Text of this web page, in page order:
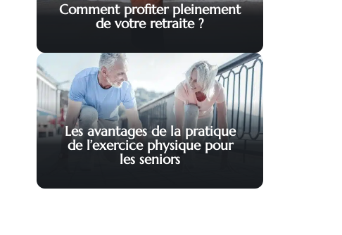
Comment profiter pleinement
de votre retraite ?
Les avantages de la pratique
de l’exercice physique pour
les seniors